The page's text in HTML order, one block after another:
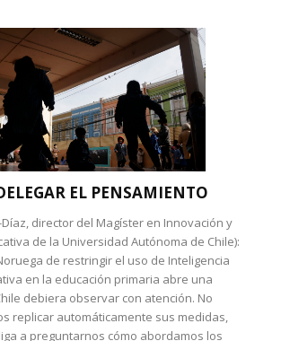
EL PENSAMIENTO
Díaz, director del Magíster en Innovación y
de la Universidad Autónoma de Chile):
de restringir el uso de Inteligencia
en la educación primaria abre una
debiera observar con atención. No
replicar automáticamente sus medidas,
a preguntarnos cómo abordamos los